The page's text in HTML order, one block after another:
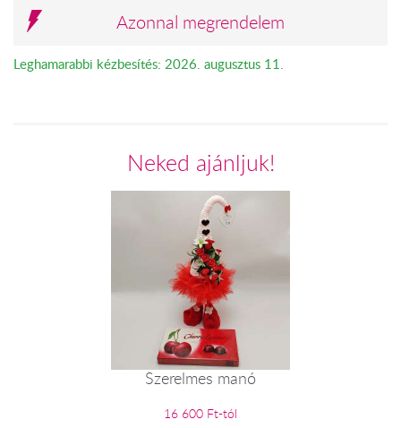
Azonnal megrendelem
Leghamarabbi kézbesítés: 2026. augusztus 11.
Neked ajánljuk!
Szerelmes manó
16 600 Ft-tól